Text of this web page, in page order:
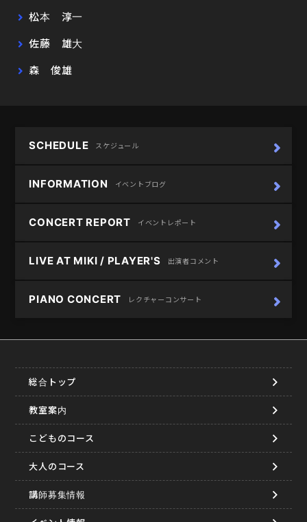
松本 淳一
佐藤 雄大
森 俊雄
SCHEDULE スケジュール
INFORMATION イベントブログ
CONCERT REPORT イベントレポート
LIVE AT MIKI / PLAYER'S 出演者コメント
PIANO CONCERT レクチャーコンサート
総合トップ
教室案内
こどものコース
大人のコース
講師募集情報